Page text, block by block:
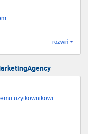
rozwiń
użytkownikowi